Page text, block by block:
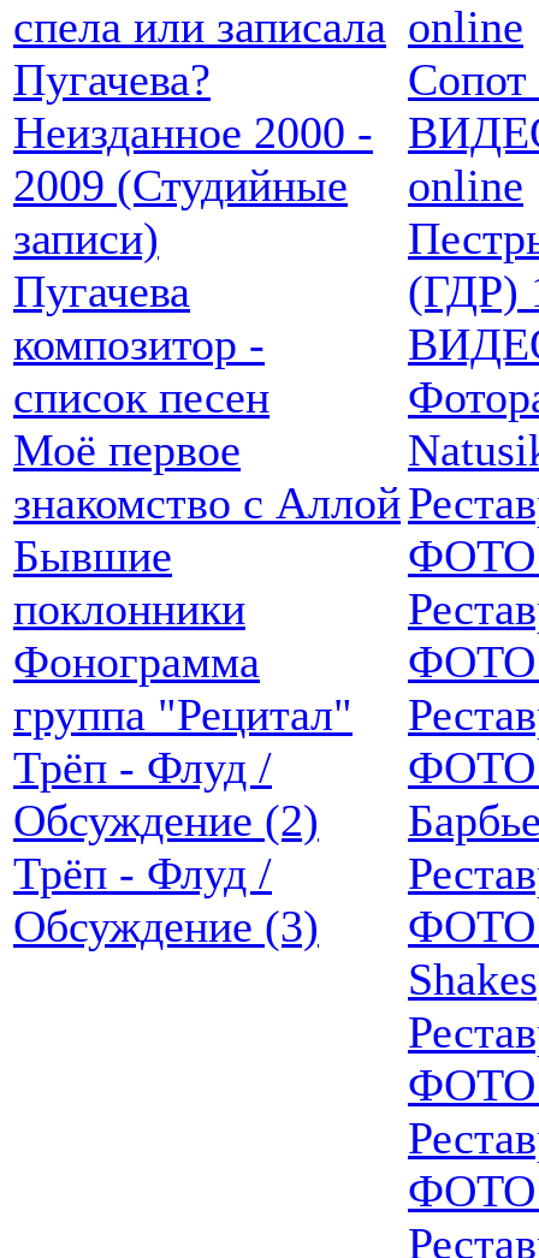
спела или записала
Пугачева?
Неизданное 2000 -
2009 (Студийные
записи)
Пугачева
композитор -
список песен
Моё первое
знакомство с Аллой
Бывшие
поклонники
Фонограмма
группа "Рецитал"
Трёп - Флуд /
Обсуждение (2)
Трёп - Флуд /
Обсуждение (3)
online
Сопот
online
(ГДР)
ФОТО
ФОТО
ФОТО
ФОТО
ФОТО